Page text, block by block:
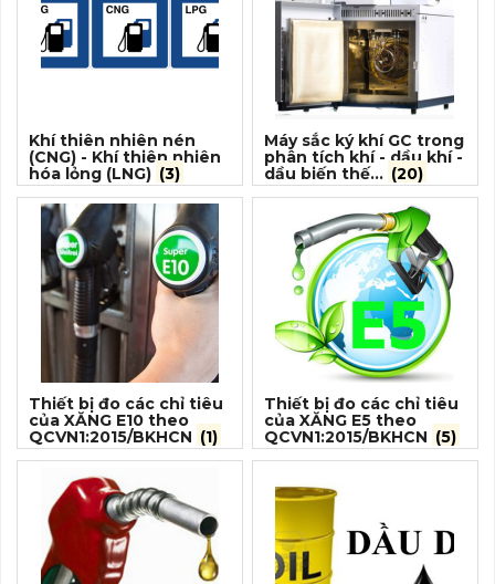
Khí thiên nhiên nén
(CNG) - Khí thiên nhiên
hóa lỏng (LNG) (3)
Máy sắc ký khí GC trong
phân tích khí - dầu khí -
dầu biến thế... (20)
Thiết bị đo các chỉ tiêu
của XĂNG E10 theo
QCVN1:2015/BKHCN (1)
Thiết bị đo các chỉ tiêu
của XĂNG E5 theo
QCVN1:2015/BKHCN (5)